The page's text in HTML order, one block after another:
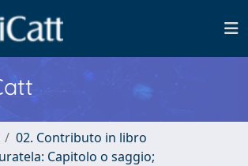
02. Contributo in libro
Capitolo o saggio;